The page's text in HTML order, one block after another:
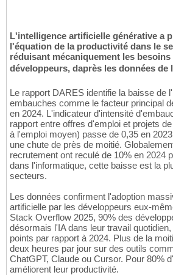
L'intelligence artificielle générative a
l'équation de la productivité dans le
réduisant mécaniquement les besoins
développeurs, daprès les données de
Le rapport DARES identifie la baisse de
embauches comme le facteur principal
en 2024. L'indicateur d'intensité
rapport entre offres d'emploi et projets
à l'emploi moyen) passe de 0,35 en
une chute de près de moitié.
recrutement ont reculé de 10% en 2024
dans l'informatique, cette baisse est la
secteurs.
Les données confirment l'adoption
artificielle par les développeurs eux-
Stack Overflow 2025, 90% des
désormais l'IA dans leur travail
points par rapport à 2024. Plus de la
deux heures par jour sur des outils
ChatGPT, Claude ou Cursor. Pour 80%
améliorent leur productivité.